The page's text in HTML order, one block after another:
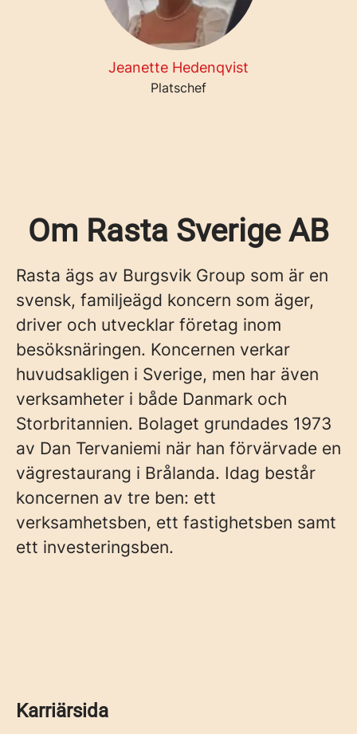
Jeanette Hedenqvist
Platschef
Om Rasta Sverige AB
Rasta ägs av Burgsvik Group som är en
svensk, familjeägd koncern som äger,
driver och utvecklar företag inom
besöksnäringen. Koncernen verkar
huvudsakligen i Sverige, men har även
verksamheter i både Danmark och
Storbritannien. Bolaget grundades 1973
av Dan Tervaniemi när han förvärvade en
vägrestaurang i Brålanda. Idag består
koncernen av tre ben: ett
verksamhetsben, ett fastighetsben samt
ett investeringsben.
Karriärsida